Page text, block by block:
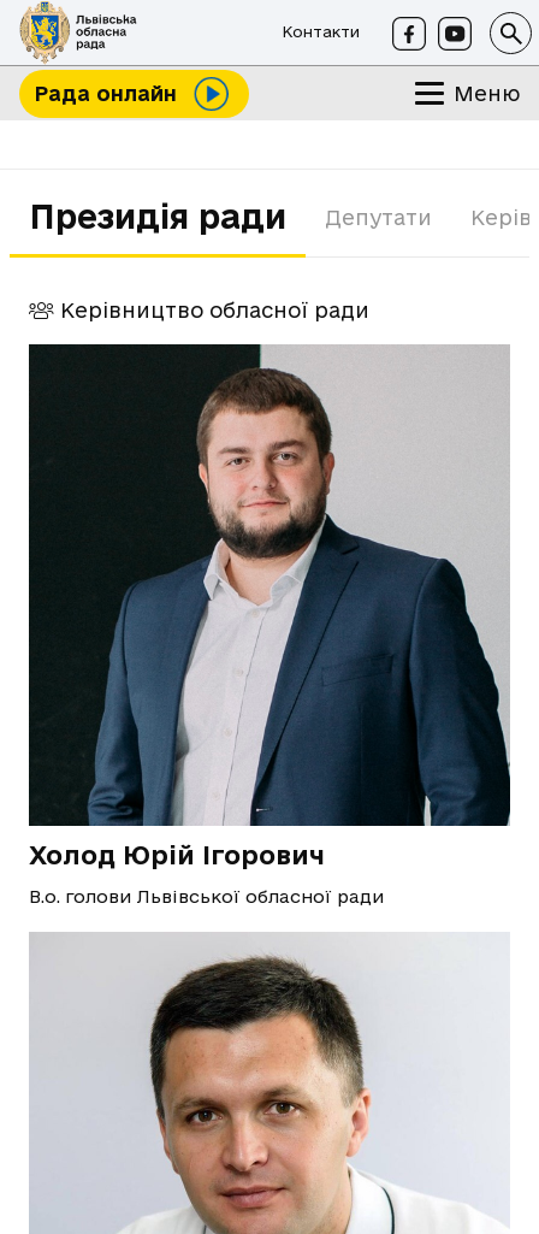
Контакти
Рада онлайн Меню
Президія ради Депутати
Керівництво обласної ради
Холод Юрій Ігорович
В.о. голови Львівської обласної ради